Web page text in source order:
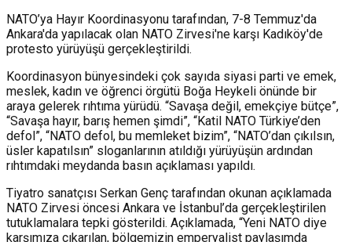
NATO’ya Hayır Koordinasyonu tarafından, 7-8 Temmuz'da
Ankara'da yapılacak olan NATO Zirvesi'ne karşı Kadıköy'de
protesto yürüyüşü gerçekleştirildi.
Koordinasyon bünyesindeki çok sayıda siyasi parti ve emek,
meslek, kadın ve öğrenci örgütü Boğa Heykeli önünde bir
araya gelerek rıhtıma yürüdü. “Savaşa değil, emekçiye bütçe”,
“Savaşa hayır, barış hemen şimdi”, “Katil NATO Türkiye’den
defol”, “NATO defol, bu memleket bizim”, “NATO’dan çıkılsın,
üsler kapatılsın” sloganlarının atıldığı yürüyüşün ardından
rıhtımdaki meydanda basın açıklaması yapıldı.
Tiyatro sanatçısı Serkan Genç tarafından okunan açıklamada
NATO Zirvesi öncesi Ankara ve İstanbul’da gerçekleştirilen
tutuklamalara tepki gösterildi. Açıklamada, “Yeni NATO diye
karşımıza çıkarılan, bölgemizin emperyalist paylaşımda